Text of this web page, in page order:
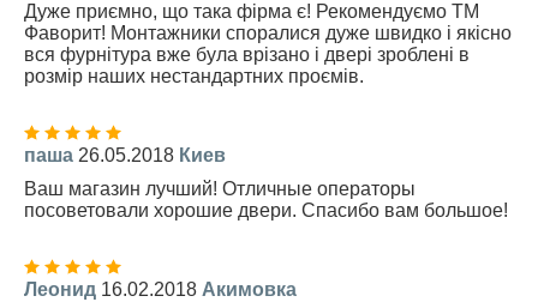
Дуже приємно, що така фірма є! Рекомендуємо ТМ
Фаворит! Монтажники споралися дуже швидко і якісно
вся фурнітура вже була врізано і двері зроблені в
розмір наших нестандартних проємів.
паша 26.05.2018 Киев
Ваш магазин лучший! Отличные операторы
посоветовали хорошие двери. Спасибо вам большое!
Леонид 16.02.2018 Акимовка